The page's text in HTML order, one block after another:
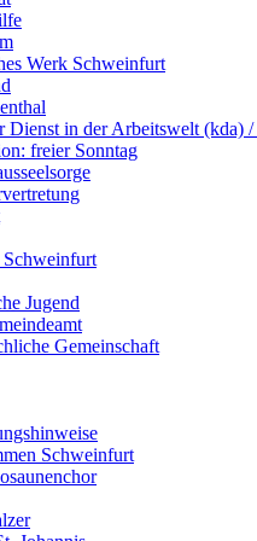
Werk Schweinfurt
Dienst in der Arbeitswelt (kda) /
freier Sonntag
Jugend
Gemeinschaft
Schweinfurt